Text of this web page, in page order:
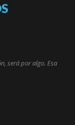
será por algo. Esa